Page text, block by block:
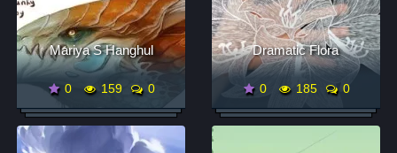
Mariya S Hanghul
0 159 0
Dramatic Flora
0 185 0